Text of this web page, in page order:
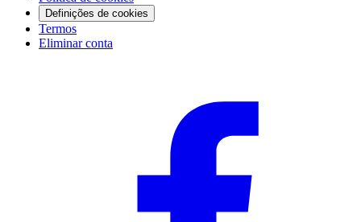
Definições de cookies
Termos
Eliminar conta